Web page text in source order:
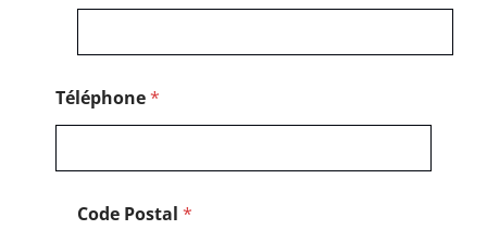
Téléphone*
Code Postal *